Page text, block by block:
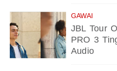
GAWAI
JBL Tour
PRO 3
Audio